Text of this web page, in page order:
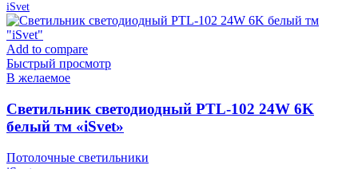
iSvet
Add to compare
Быстрый просмотр
В желаемое
Cветильник светодиодный PTL-102 24W 6K
белый тм «iSvet»
Потолочные светильники